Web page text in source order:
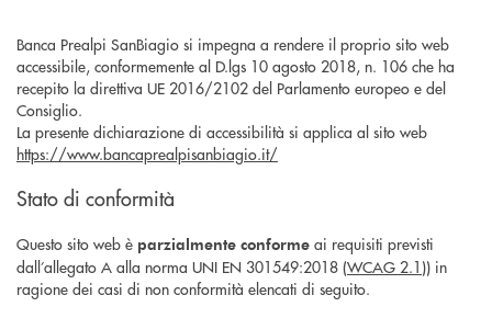
Banca Prealpi SanBiagio si impegna a rendere il proprio sito web
accessibile, conformemente al D.lgs 10 agosto 2018, n. 106 che ha
recepito la direttiva UE 2016/2102 del Parlamento europeo e del
Consiglio.
La presente dichiarazione di accessibilità si applica al sito web
https://www.bancaprealpisanbiagio.it/
Stato di conformità
Questo sito web è parzialmente conforme ai requisiti previsti
dall’allegato A alla norma UNI EN 301549:2018 (WCAG 2.1 )) in
ragione dei casi di non conformità elencati di seguito.